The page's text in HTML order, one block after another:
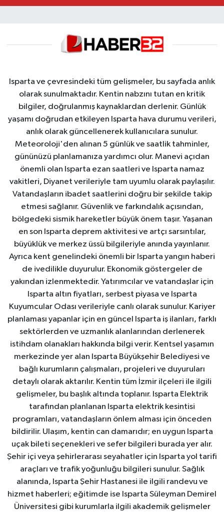
Isparta ve çevresindeki tüm gelişmeler, bu sayfada anlık
olarak sunulmaktadır. Kentin nabzını tutan en kritik
bilgiler, doğrulanmış kaynaklardan derlenir. Günlük
yaşamı doğrudan etkileyen Isparta hava durumu verileri,
anlık olarak güncellenerek kullanıcılara sunulur.
Meteoroloji'den alınan 5 günlük ve saatlik tahminler,
gününüzü planlamanıza yardımcı olur. Manevi açıdan
önemli olan Isparta ezan saatleri ve Isparta namaz
vakitleri, Diyanet verileriyle tam uyumlu olarak paylaşılır.
Vatandaşların ibadet saatlerini doğru bir şekilde takip
etmesi sağlanır. Güvenlik ve farkındalık açısından,
bölgedeki sismik hareketler büyük önem taşır. Yaşanan
en son Isparta deprem aktivitesi ve artçı sarsıntılar,
büyüklük ve merkez üssü bilgileriyle anında yayınlanır.
Ayrıca kent genelindeki önemli bir Isparta yangın haberi
de ivedilikle duyurulur. Ekonomik göstergeler de
yakından izlenmektedir. Yatırımcılar ve vatandaşlar için
Isparta altın fiyatları, serbest piyasa ve Isparta
Kuyumcular Odası verileriyle canlı olarak sunulur. Kariyer
planlaması yapanlar için en güncel Isparta iş ilanları, farklı
sektörlerden ve uzmanlık alanlarından derlenerek
istihdam olanakları hakkında bilgi verir. Kentsel yaşamın
merkezinde yer alan Isparta Büyükşehir Belediyesi ve
bağlı kurumların çalışmaları, projeleri ve duyuruları
detaylı olarak aktarılır. Kentin tüm İzmir ilçeleri ile ilgili
gelişmeler, bu başlık altında toplanır. Isparta Elektrik
tarafından planlanan Isparta elektrik kesintisi
programları, vatandaşların önlem alması için önceden
bildirilir. Ulaşım, kentin can damarıdır; en uygun Isparta
uçak bileti seçenekleri ve sefer bilgileri burada yer alır.
Şehir içi veya şehirlerarası seyahatler için Isparta yol tarifi
araçları ve trafik yoğunluğu bilgileri sunulur. Sağlık
alanında, Isparta Şehir Hastanesi ile ilgili randevu ve
hizmet haberleri; eğitimde ise Isparta Süleyman Demirel
Üniversitesi gibi kurumlarla ilgili akademik gelişmeler